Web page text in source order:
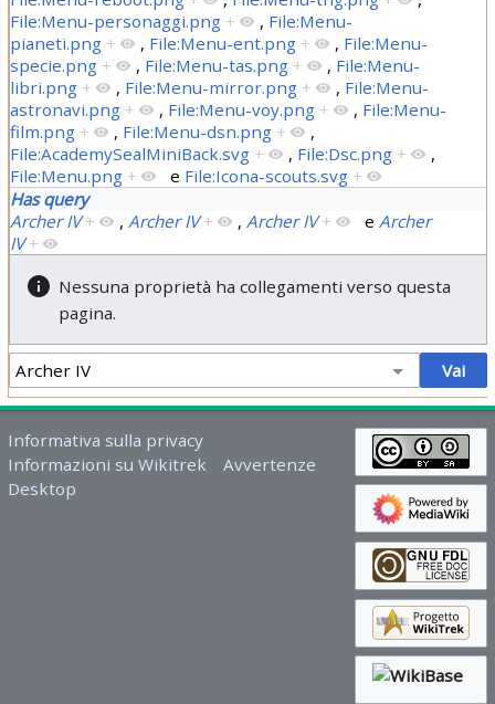
File:Menu-personaggi.png + , File:Menu-
pianeti.png + , File:Menu-ent.png + , File:Menu-
specie.png + , File:Menu-tas.png + , File:Menu-
libri.png + , File:Menu-mirror.png + , File:Menu-
astronavi.png + , File:Menu-voy.png + , File:Menu-
film.png + , File:Menu-dsn.png +
,
File:AcademySealMiniBack.svg + , File:Dsc.png +
,
File:Menu.png + e File:Icona-scouts.svg +
Has query
Archer IV + , Archer IV + , Archer IV + e Archer
IV +
Nessuna proprietà ha collegamenti verso questa
pagina.
Informativa sulla privacy
Informazioni su Wikitrek
Avvertenze
Desktop